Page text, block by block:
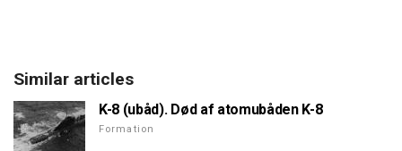
Similar articles
K-8 (ubåd). Død af atomubåden K-8
Formation